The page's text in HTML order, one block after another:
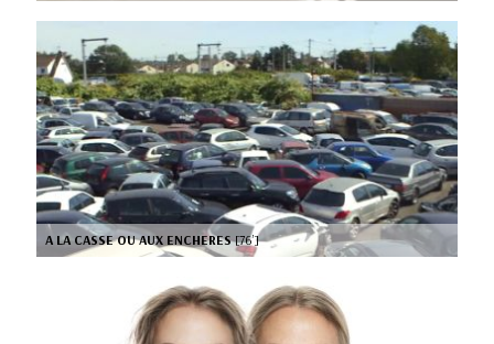
A LA CASSE OU AUX ENCHERES[76’]